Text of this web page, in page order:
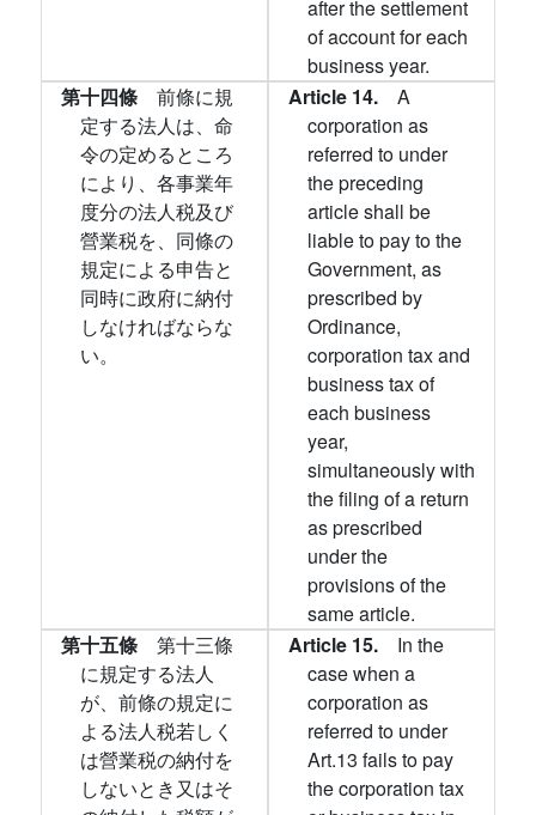
after the settlement
of account for each
business year.
第十四條 前條に規
定する法人は、命
令の定めるところ
により、各事業年
度分の法人税及び
營業税を、同條の
規定による申告と
同時に政府に納付
しなければならな
い。
Article 14. A
corporation as
referred to under
the preceding
article shall be
liable to pay to the
Government, as
prescribed by
Ordinance,
corporation tax and
business tax of
each business
year,
simultaneously with
the filing of a return
as prescribed
under the
provisions of the
same article.
第十五條 第十三條
に規定する法人
が、前條の規定に
よる法人税若しく
は營業税の納付を
しないとき又はそ
Article 15. In the
case when a
corporation as
referred to under
Art.13 fails to pay
the corporation tax